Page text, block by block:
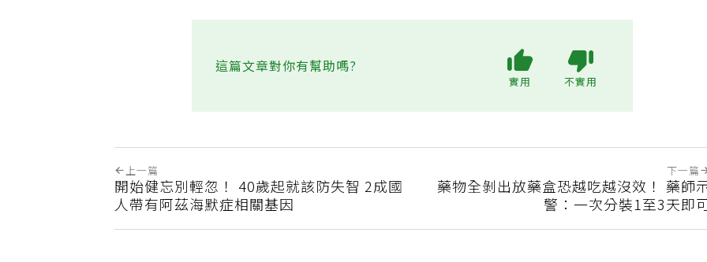
這篇文章對你有幫助嗎?
上一篇
開始健忘別輕忽！ 40歲起就該防失智 2成國
人帶有阿茲海默症相關基因
下一篇
藥物全剝出放藥盒恐越吃越沒效！ 藥師
警：一次分裝1至3天即